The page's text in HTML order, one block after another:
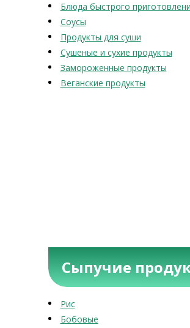
Блюда быстрого
Соусы
Продукты для суши
Сушеные и сухие продукты
Замороженные продукты
Веганские продукты
Сыпучие
Рис
Бобовые